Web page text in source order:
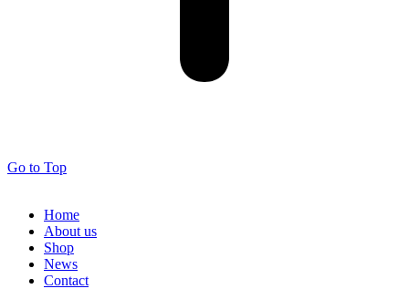
Go to Top
Home
About us
Shop
News
Contact